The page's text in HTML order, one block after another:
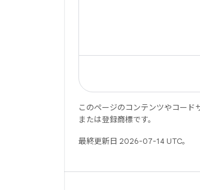
このページのコンテンツやコード
または登録商標です。
最終更新日 2026-07-14 UTC。